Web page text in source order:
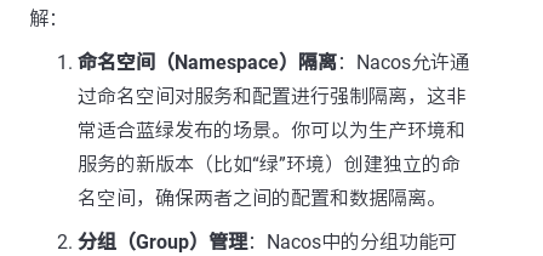
解：
命名空间（Namespace）隔离：Nacos允许通
过命名空间对服务和配置进行强制隔离，这非
常适合蓝绿发布的场景。你可以为生产环境和
服务的新版本（比如“绿”环境）创建独立的命
名空间，确保两者之间的配置和数据隔离。
分组（Group）管理：Nacos中的分组功能可